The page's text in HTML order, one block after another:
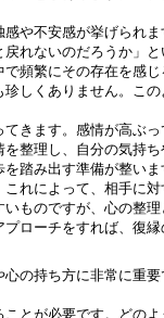
や不安感が挙げられ
れないのだろうか」と
頻繁にその存在を感
しくありません。こ
きます。感情が高ぶ
整理し、自分の気持
踏み出す準備が整い
れによって、相手に
ものですが、心の整
ローチをすれば、復縁
の持ち方に非常に重
とが必要です。どの